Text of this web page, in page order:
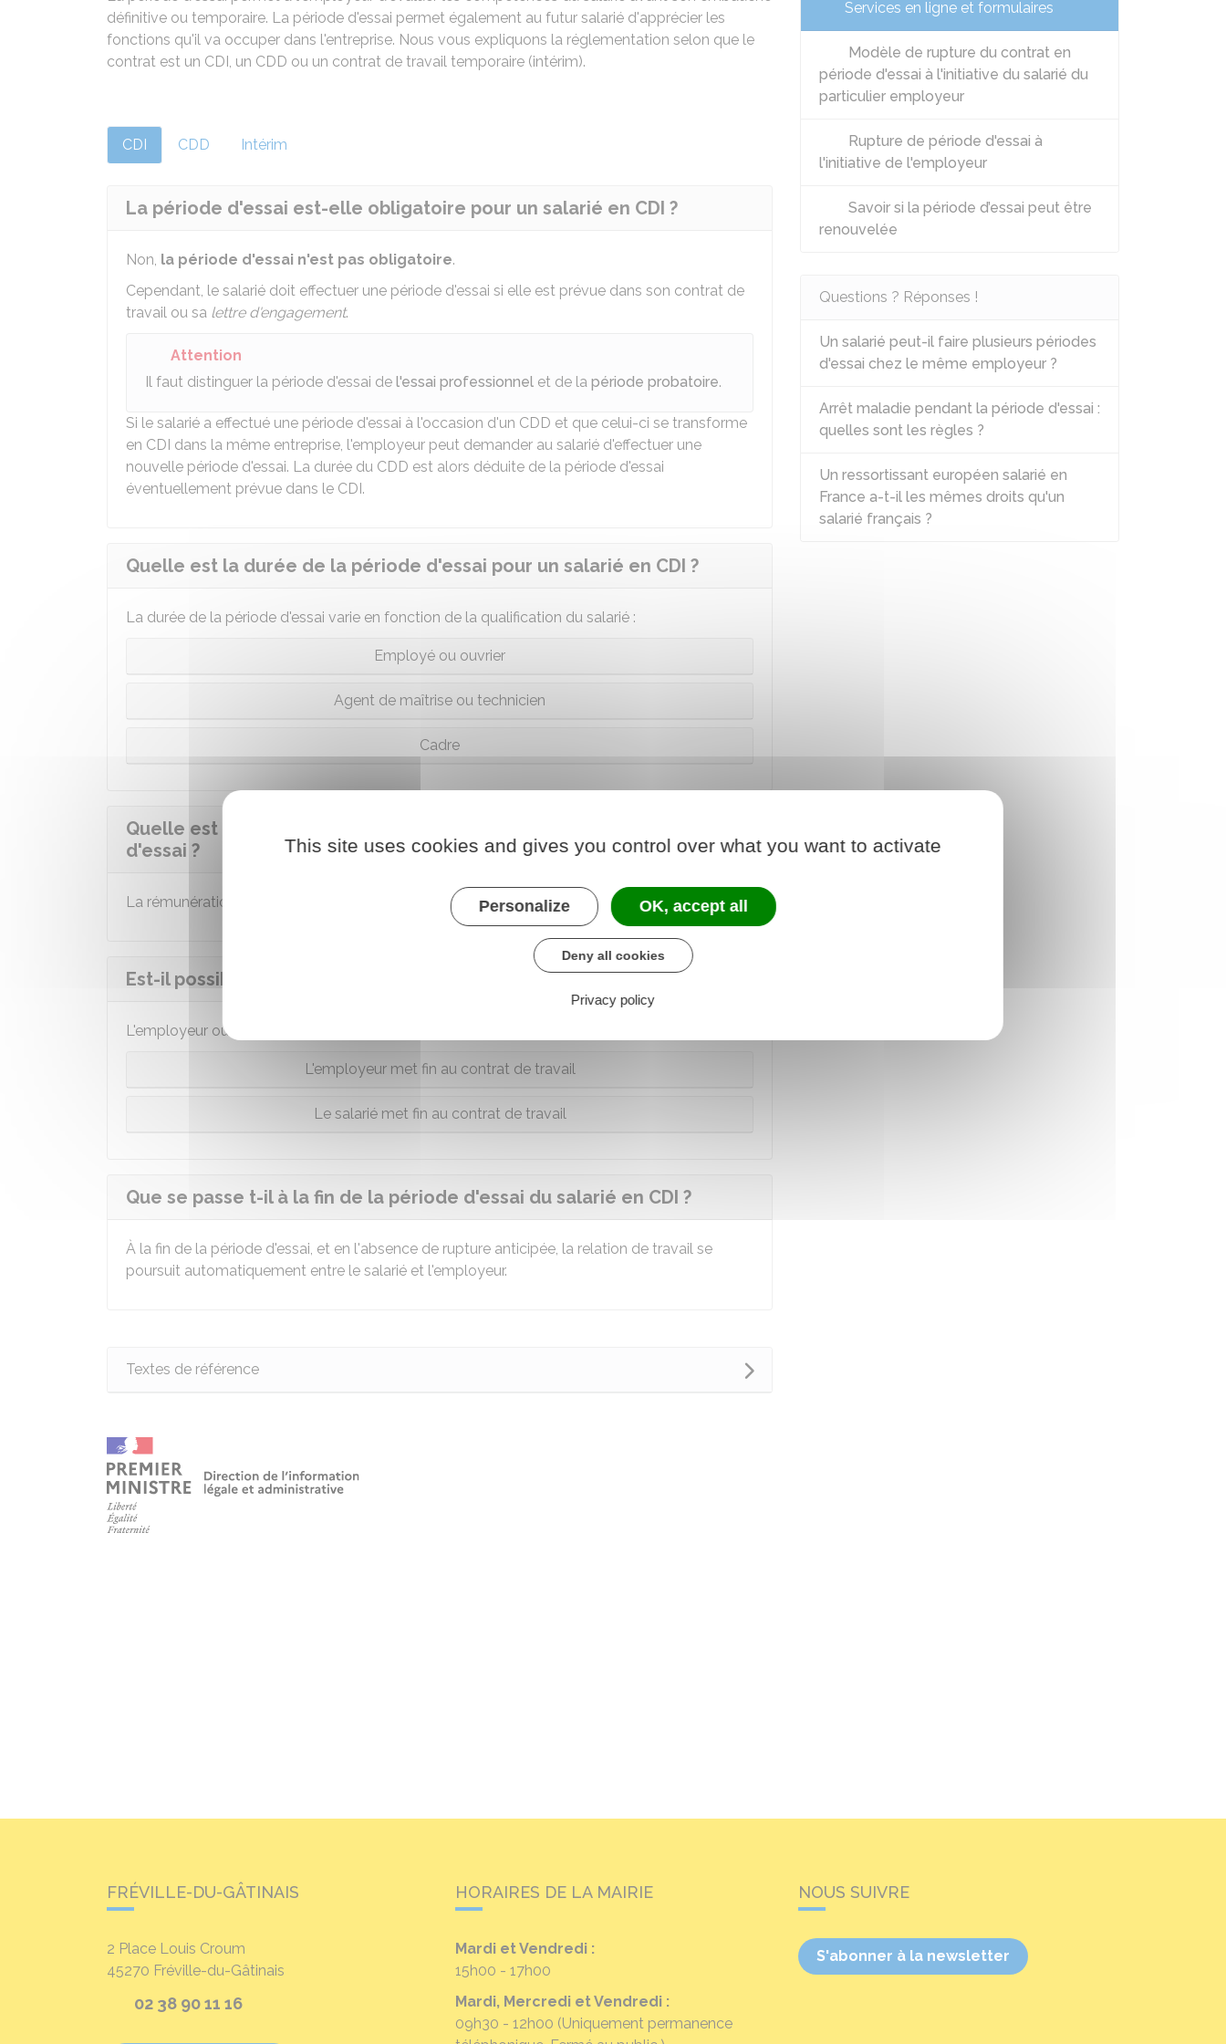
définitive ou temporaire. La période d'essai permet également au futur salarié d'apprécier les
fonctions qu'il va occuper dans l'entreprise. Nous vous expliquons la réglementation selon que le
contrat est un CDI, un CDD ou un contrat de travail temporaire (intérim).
CDI CDD Intérim
La période d'essai est-elle obligatoire pour un salarié en CDI ?
Non, la période d'essai n'est pas obligatoire.
Cependant, le salarié doit effectuer une période d'essai si elle est prévue dans son contrat de
travail ou sa lettre d'engagement.
Attention
Il faut distinguer la période d'essai de l'essai professionnel et de la période probatoire.
Si le salarié a effectué une période d'essai à l'occasion d'un CDD et que celui-ci se transforme
en CDI dans la même entreprise, l'employeur peut demander au salarié d'effectuer une
nouvelle période d'essai. La durée du CDD est alors déduite de la période d'essai
éventuellement prévue dans le CDI.
Quelle est la durée de la période d'essai pour un salarié en CDI ?
La durée de la période d'essai varie en fonction de la qualification du salarié :
Employé ou ouvrier
Agent de maîtrise ou technicien
Cadre
Quelle est la rémunération du salarié en CDI pendant la période
d'essai ?
La rémunération versée durant la période d'essai est celle fixée dans le contrat de travail.
Est-il possible de rompre le CDI pendant la période d'essai ?
L'employeur ou le salarié peuvent rompre le contrat de travail pendant la période d'essai.
L'employeur met fin au contrat de travail
Le salarié met fin au contrat de travail
Que se passe t-il à la fin de la période d'essai du salarié en CDI ?
À la fin de la période d'essai, et en l'absence de rupture anticipée, la relation de travail se
poursuit automatiquement entre le salarié et l'employeur.
Textes de référence
Services en ligne et formulaires
Modèle de rupture du contrat en
période d'essai à l'initiative du salarié du
particulier employeur
Rupture de période d'essai à
l'initiative de l'employeur
Savoir si la période d’essai peut être
renouvelée
Questions ? Réponses !
Un salarié peut-il faire plusieurs périodes
d'essai chez le même employeur ?
Arrêt maladie pendant la période d'essai :
quelles sont les règles ?
Un ressortissant européen salarié en
France a-t-il les mêmes droits qu'un
salarié français ?
FRÉVILLE-DU-GÂTINAIS
2 Place Louis Croum
45270 Fréville-du-Gâtinais
02 38 90 11 16
HORAIRES DE LA MAIRIE
Mardi et Vendredi :
15h00 - 17h00
Mardi, Mercredi et Vendredi :
09h30 - 12h00 (Uniquement permanence
NOUS SUIVRE
S'abonner à la newsletter
This site uses cookies and gives you control over what you want to activate
Personalize OK, accept all
Deny all cookies
Privacy policy